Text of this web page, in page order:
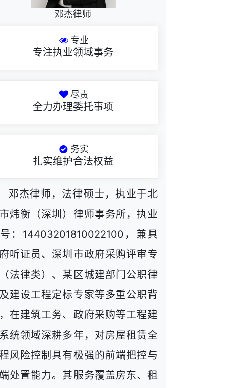
邓杰律师
专业
专注执业领域事务
尽责
全力办理委托事项
务实
扎实维护合法权益
邓杰律师，法律硕士，执业于北
炜衡（深圳）律师事务所，执业
：14403201810022100，兼具
听证员、深圳市政府采购评审专
法律类）、某区城建部门公职律
建设工程定标专家等多重公职背
在建筑工务、政府采购等工程建
统领域深耕多年，对房屋租赁全
风险控制具有极强的前端把控与
处置能力。其服务覆盖房东、租